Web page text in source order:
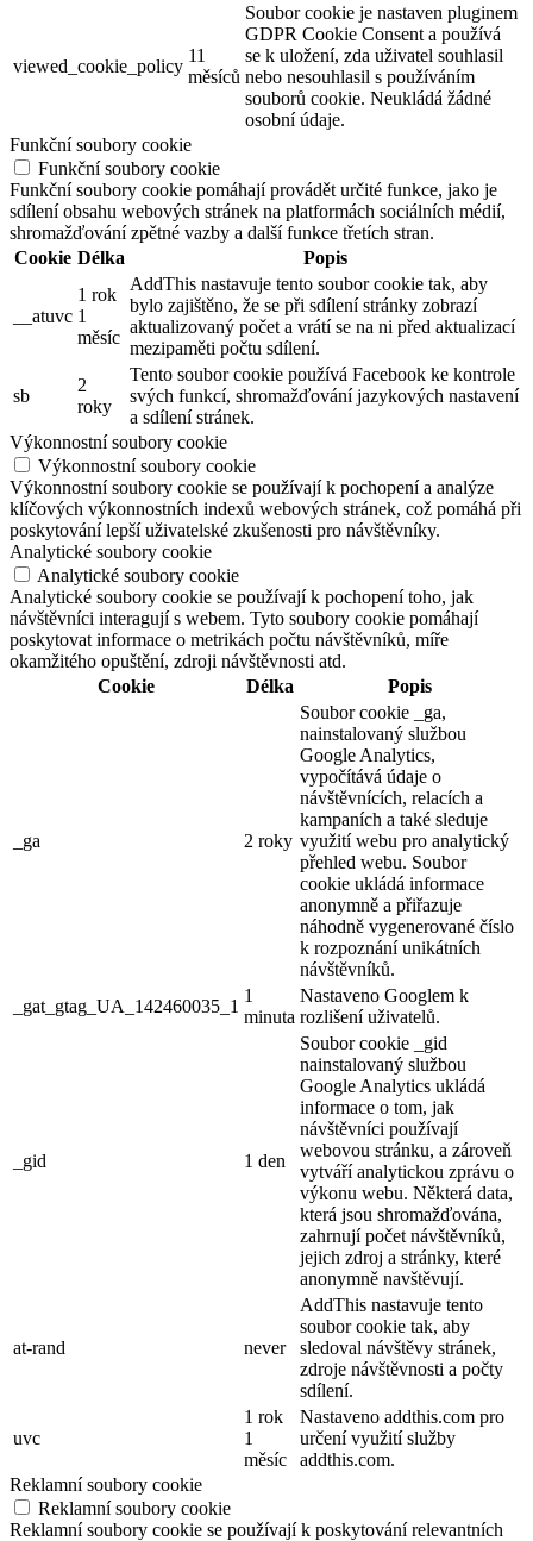
viewed_cookie_policy
11
měsíců
Soubor cookie je nastaven pluginem
GDPR Cookie Consent a používá
se k uložení, zda uživatel souhlasil
nebo nesouhlasil s používáním
souborů cookie. Neukládá žádné
osobní údaje.
Funkční soubory cookie
Funkční soubory cookie
Funkční soubory cookie pomáhají provádět určité funkce, jako je
sdílení obsahu webových stránek na platformách sociálních médií,
shromažďování zpětné vazby a další funkce třetích stran.
Cookie Délka Popis
__atuvc
1 rok
1
měsíc
AddThis nastavuje tento soubor cookie tak, aby
bylo zajištěno, že se při sdílení stránky zobrazí
aktualizovaný počet a vrátí se na ni před aktualizací
mezipaměti počtu sdílení.
sb
2
roky
Tento soubor cookie používá Facebook ke kontrole
svých funkcí, shromažďování jazykových nastavení
a sdílení stránek.
Výkonnostní soubory cookie
Výkonnostní soubory cookie
Výkonnostní soubory cookie se používají k pochopení a analýze
klíčových výkonnostních indexů webových stránek, což pomáhá při
poskytování lepší uživatelské zkušenosti pro návštěvníky.
Analytické soubory cookie
Analytické soubory cookie
Analytické soubory cookie se používají k pochopení toho, jak
návštěvníci interagují s webem. Tyto soubory cookie pomáhají
poskytovat informace o metrikách počtu návštěvníků, míře
okamžitého opuštění, zdroji návštěvnosti atd.
Cookie
Délka Popis
_ga 2 roky
Soubor cookie _ga,
nainstalovaný službou
Google Analytics,
vypočítává údaje o
návštěvnících, relacích a
kampaních a také sleduje
využití webu pro analytický
přehled webu. Soubor
cookie ukládá informace
anonymně a přiřazuje
náhodně vygenerované číslo
k rozpoznání unikátních
návštěvníků.
_gat_gtag_UA_142460035_1
1
minuta
Nastaveno Googlem k
rozlišení uživatelů.
_gid 1 den
Soubor cookie _gid
nainstalovaný službou
Google Analytics ukládá
informace o tom, jak
návštěvníci používají
webovou stránku, a zároveň
vytváří analytickou zprávu o
výkonu webu. Některá data,
která jsou shromažďována,
zahrnují počet návštěvníků,
jejich zdroj a stránky, které
anonymně navštěvují.
at-rand never
AddThis nastavuje tento
soubor cookie tak, aby
sledoval návštěvy stránek,
zdroje návštěvnosti a počty
sdílení.
uvc
1 rok
1
měsíc
Nastaveno addthis.com pro
určení využití služby
addthis.com.
Reklamní soubory cookie
Reklamní soubory cookie
Reklamní soubory cookie se používají k poskytování relevantních